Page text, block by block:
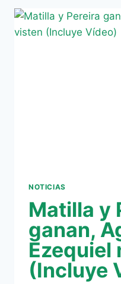
CAMBIO
POR
NOTICIAS
Matilla y
ganan,
Ezequiel
(Incluye